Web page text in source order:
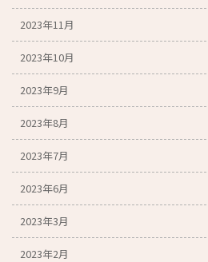
2023年11月
2023年10月
2023年9月
2023年8月
2023年7月
2023年6月
2023年3月
2023年2月